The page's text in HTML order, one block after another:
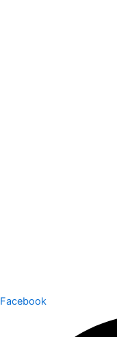
Facebook